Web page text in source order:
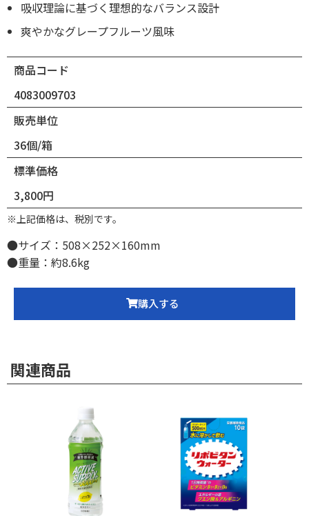
吸収理論に基づく理想的なバランス設計
爽やかなグレープフルーツ風味
商品コード
4083009703
販売単位
36個/箱
標準価格
3,800円
※上記価格は、税別です。
●サイズ：508×252×160mm
●重量：約8.6kg
購入する
関連商品